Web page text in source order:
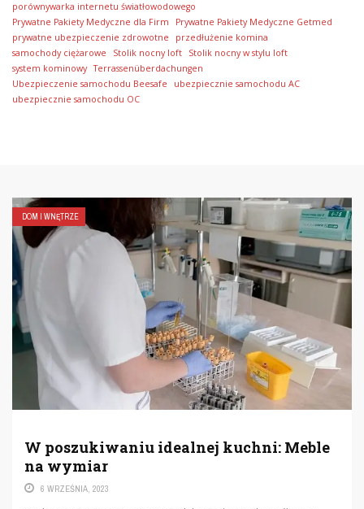
porównywarka internetu światłowodowego
Prywatne Pakiety Medyczne dla Firm
Prywatne Pakiety Medyczne Getmed
prywatne ubezpieczenie zdrowotne
przedłużenie komina
samochody ciężarowe
Stolik nocny loft
Stolik nocny w stylu loft
system kominowy Terrassenüberdachungen
Ubezpieczenie samochodu Beesafe
ubezpiecznie samochodu AC
ubezpiecznie samochodu OC
DOM I WNĘTRZE
Stolik nocny w stylu loft –
funkcjonalność i surowa estetyka
21 LIPCA, 2025
Loftowy klimat we wnętrzach Styl loftowy od lat zachwyca swoją